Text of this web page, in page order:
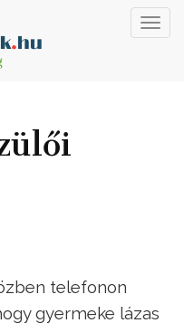
telefonon
gyermeke lázas